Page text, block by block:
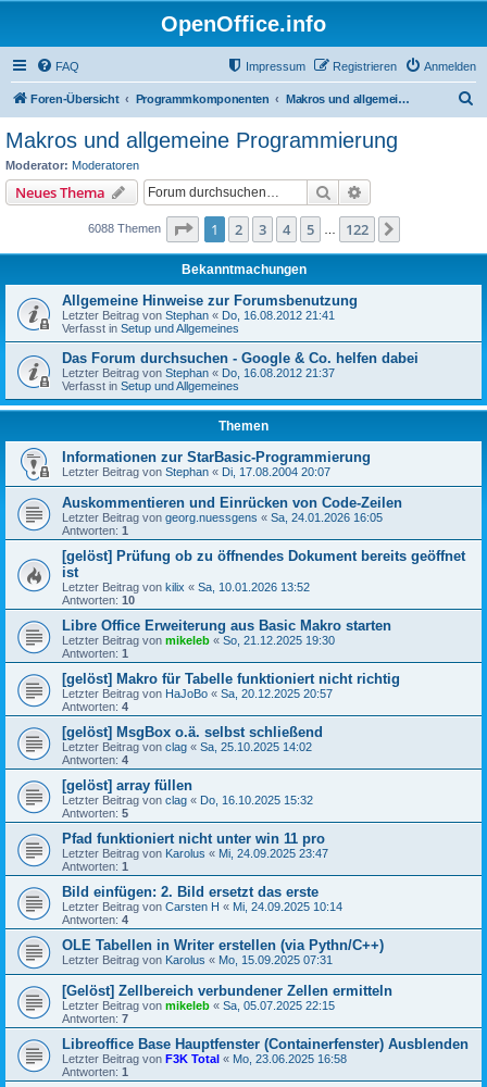
OpenOffice.info
FAQ Anmelden
Registrieren
Impressum
Foren-Übersicht Programmkomponenten Makros und allgemeine Programmierung
Makros und allgemeine Programmierung
Moderator: Moderatoren
Neues Thema Suche
6088 Themen Seite 1von 122
1 2 3 4 5 122
Bekanntmachungen
Allgemeine Hinweise zur Forumsbenutzung
Letzter Beitrag von Stephan « Do, 16.08.2012 21:41
Verfasst in Setup und Allgemeines
Das Forum durchsuchen - Google & Co. helfen dabei
Letzter Beitrag von Stephan « Do, 16.08.2012 21:37
Verfasst in Setup und Allgemeines
Themen
Informationen zur StarBasic-Programmierung
Letzter Beitrag von Stephan « Di, 17.08.2004 20:07
Auskommentieren und Einrücken von Code-Zeilen
Letzter Beitrag von georg.nuessgens « Sa, 24.01.2026 16:05
Antworten: 1
[gelöst] Prüfung ob zu öffnendes Dokument bereits geöffnet
ist
Letzter Beitrag von kilix « Sa, 10.01.2026 13:52
Antworten: 10
Libre Office Erweiterung aus Basic Makro starten
Letzter Beitrag von mikeleb « So, 21.12.2025 19:30
Antworten: 1
[gelöst] Makro für Tabelle funktioniert nicht richtig
Letzter Beitrag von HaJoBo « Sa, 20.12.2025 20:57
Antworten: 4
[gelöst] MsgBox o.ä. selbst schließend
Letzter Beitrag von clag « Sa, 25.10.2025 14:02
Antworten: 4
[gelöst] array füllen
Letzter Beitrag von clag « Do, 16.10.2025 15:32
Antworten: 5
Pfad funktioniert nicht unter win 11 pro
Letzter Beitrag von Karolus « Mi, 24.09.2025 23:47
Antworten: 1
Bild einfügen: 2. Bild ersetzt das erste
Letzter Beitrag von Carsten H « Mi, 24.09.2025 10:14
Antworten: 4
OLE Tabellen in Writer erstellen (via Pythn/C++)
Letzter Beitrag von Karolus « Mo, 15.09.2025 07:31
[Gelöst] Zellbereich verbundener Zellen ermitteln
Letzter Beitrag von mikeleb « Sa, 05.07.2025 22:15
Antworten: 7
Libreoffice Base Hauptfenster (Containerfenster) Ausblenden
Letzter Beitrag von F3K Total « Mo, 23.06.2025 16:58
Antworten: 1